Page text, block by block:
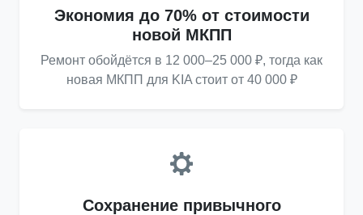
Экономия до 70% от стоимости
новой МКПП
Ремонт обойдётся в 12 000–25 000 ₽, тогда как
новая МКПП для KIA стоит от 40 000 ₽
Сохранение привычного